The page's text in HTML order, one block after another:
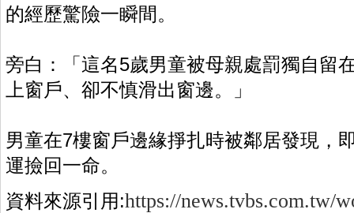
的經歷驚險一瞬間。
旁白：「這名5歲男童被母親處罰獨自留
上窗戶、卻不慎滑出窗邊。」
男童在7樓窗戶邊緣掙扎時被鄰居發現，
運撿回一命。
資料來源引用:https://news.tvbs.com.tw/